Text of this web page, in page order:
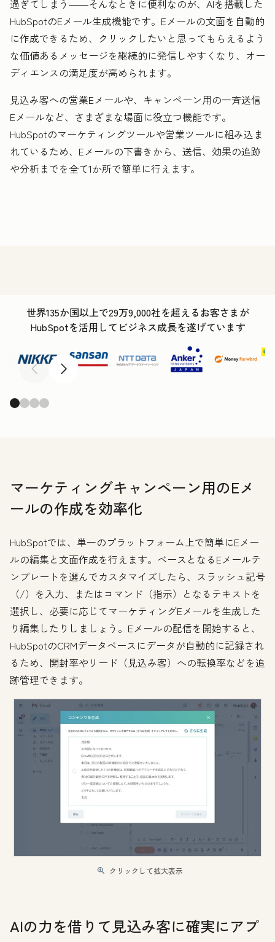
過ぎてしまう――そんなときに便利なのが、AIを搭載した
HubSpotのEメール生成機能です。Eメールの文面を自動的
に作成できるため、クリックしたいと思ってもらえるよう
な価値あるメッセージを継続的に発信しやすくなり、オー
ディエンスの満足度が高められます。
見込み客への営業Eメールや、キャンペーン用の一斉送信
Eメールなど、さまざまな場面に役立つ機能です。
HubSpotのマーケティングツールや営業ツールに組み込ま
れているため、Eメールの下書きから、送信、効果の追跡
や分析までを全て1か所で簡単に行えます。
世界135か国以上で29万9,000社を超えるお客さまが
HubSpotを活用してビジネス成長を遂げています
前へ 次へ
マーケティングキャンペーン用のEメ
ールの作成を効率化
HubSpotでは、単一のプラットフォーム上で簡単にEメー
ルの編集と文面作成を行えます。ベースとなるEメールテ
ンプレートを選んでカスタマイズしたら、スラッシュ記号
（/）を入力、またはコマンド（指示）となるテキストを
選択し、必要に応じてマーケティングEメールを生成した
り編集したりしましょう。Eメールの配信を開始すると、
HubSpotのCRMデータベースにデータが自動的に記録され
るため、開封率やリード（見込み客）への転換率などを追
跡管理できます。
クリックして拡大表示
AIの力を借りて見込み客に確実にアプ